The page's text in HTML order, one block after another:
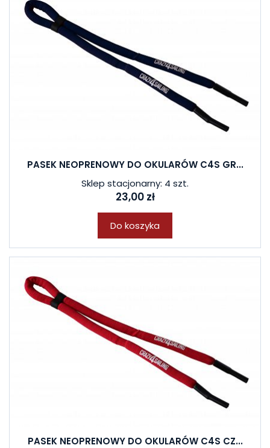
PASEK NEOPRENOWY DO OKULARÓW C4S GR...
Sklep stacjonarny: 4 szt.
23,00 zł
Do koszyka
PASEK NEOPRENOWY DO OKULARÓW C4S CZ...